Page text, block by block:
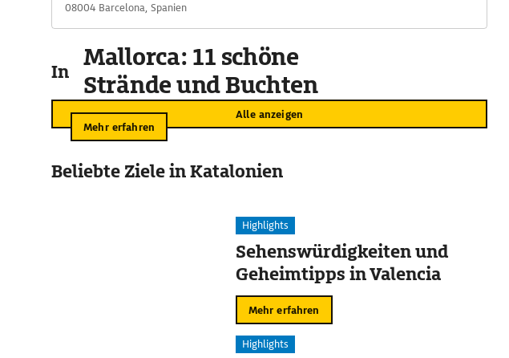
08004 Barcelona, Spanien
In der Umgebung
Alle anzeigen
Mallorca: 11 schöne
Strände und Buchten
Mehr erfahren
Beliebte Ziele in Katalonien
Highlights
Sehenswürdigkeiten und
Geheimtipps in Valencia
Mehr erfahren
Highlights